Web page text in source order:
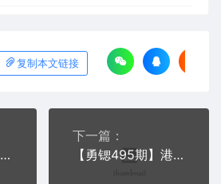
复制本文链接
【勇锶449期】苹果怎么解ID锁？最新苹果ID锁解锁技术方法公布
下一篇：
【勇锶495期】港股打新高手实战课：高手带你一年多赚50%（全套视频课程，即学即用即赚）